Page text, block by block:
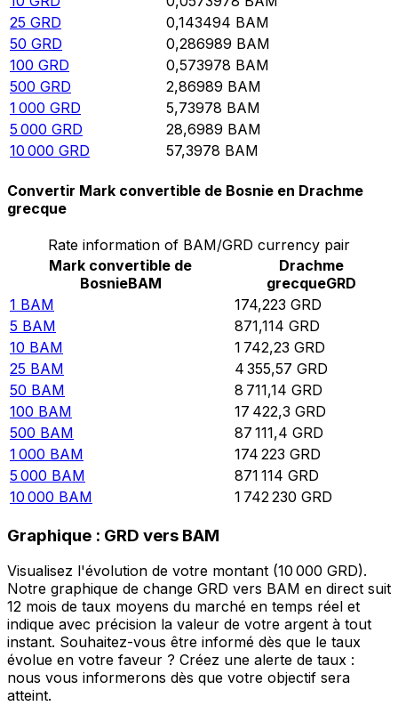
25 GRD 0,143494 BAM
50 GRD 0,286989 BAM
100 GRD 0,573978 BAM
500 GRD 2,86989 BAM
1 000 GRD 5,73978 BAM
5 000 GRD 28,6989 BAM
10 000 GRD 57,3978 BAM
Convertir Mark convertible de Bosnie en Drachme
grecque
Rate information of BAM/GRD currency pair
Mark convertible de
BosnieBAM
Drachme
grecqueGRD
1 BAM 174,223 GRD
5 BAM 871,114 GRD
10 BAM 1 742,23 GRD
25 BAM 4 355,57 GRD
50 BAM 8 711,14 GRD
100 BAM 17 422,3 GRD
500 BAM 87 111,4 GRD
1 000 BAM 174 223 GRD
5 000 BAM 871 114 GRD
10 000 BAM 1 742 230 GRD
Graphique : GRD vers BAM
Visualisez l'évolution de votre montant (10 000 GRD).
Notre graphique de change GRD vers BAM en direct suit
12 mois de taux moyens du marché en temps réel et
indique avec précision la valeur de votre argent à tout
instant. Souhaitez-vous être informé dès que le taux
évolue en votre faveur ? Créez une alerte de taux :
nous vous informerons dès que votre objectif sera
atteint.